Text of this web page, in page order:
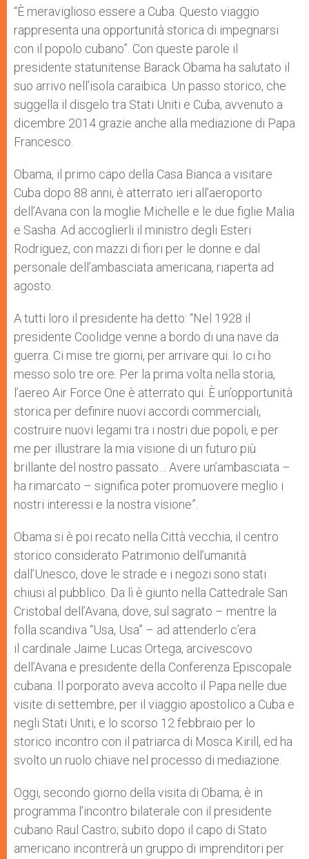
p
p
g
e
r
o
k
r
“È meraviglioso essere a Cuba. Questo viaggio
rappresenta una opportunità storica di impegnarsi
con il popolo cubano”. Con queste parole il
presidente statunitense Barack Obama ha salutato il
suo arrivo nell’isola caraibica. Un passo storico, che
suggella il disgelo tra Stati Uniti e Cuba, avvenuto a
dicembre 2014 grazie anche alla mediazione di Papa
Francesco.
Obama, il primo capo della Casa Bianca a visitare
Cuba dopo 88 anni, è atterrato ieri all’aeroporto
dell’Avana con la moglie Michelle e le due figlie Malia
e Sasha. Ad accoglierli il ministro degli Esteri
Rodriguez, con mazzi di fiori per le donne e dal
personale dell’ambasciata americana, riaperta ad
agosto.
A tutti loro il presidente ha detto: “Nel 1928 il
presidente Coolidge venne a bordo di una nave da
guerra. Ci mise tre giorni, per arrivare qui. Io ci ho
messo solo tre ore. Per la prima volta nella storia,
l’aereo Air Force One è atterrato qui . È un’opportunità
storica per definire nuovi accordi commerciali,
costruire nuovi legami tra i nostri due popoli, e per
me per illustrare la mia visione di un futuro più
brillante del nostro passato… Avere un’ambasciata –
ha rimarcato – significa poter promuovere meglio i
nostri interessi e la nostra visione”.
Obama si è poi recato nella Città vecchia, il centro
storico considerato Patrimonio dell’umanità
dall’Unesco, dove le strade e i negozi sono stati
chiusi al pubblico. Da lì è giunto nella Cattedrale San
Cristobal dell’Avana, dove, sul sagrato – mentre la
folla scandiva “Usa, Usa” – ad attenderlo c’era
il cardinale Jaime Lucas Ortega, arcivescovo
dell’Avana e presidente della Conferenza Episcopale
cubana. Il porporato aveva accolto il Papa nelle due
visite di settembre, per il viaggio apostolico a Cuba e
negli Stati Uniti, e lo scorso 12 febbraio per lo
storico incontro con il patriarca di Mosca Kirill, ed ha
svolto un ruolo chiave nel processo di mediazione.
Oggi, secondo giorno della visita di Obama, è in
programma l’incontro bilaterale con il presidente
cubano Raul Castro; subito dopo il capo di Stato
americano incontrerà un gruppo di imprenditori per